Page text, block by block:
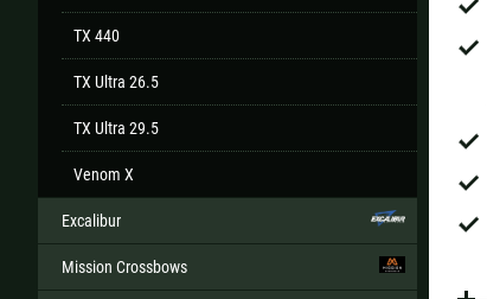
TX 440
TX Ultra 26.5
TX Ultra 29.5
Venom X
Excalibur
Mission Crossbows